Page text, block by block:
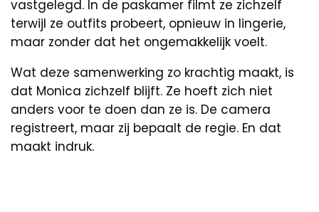
vastgelegd. In de paskamer filmt ze zichzelf
terwijl ze outfits probeert, opnieuw in lingerie,
maar zonder dat het ongemakkelijk voelt.
Wat deze samenwerking zo krachtig maakt, is
dat Monica zichzelf blijft. Ze hoeft zich niet
anders voor te doen dan ze is. De camera
registreert, maar zij bepaalt de regie. En dat
maakt indruk.